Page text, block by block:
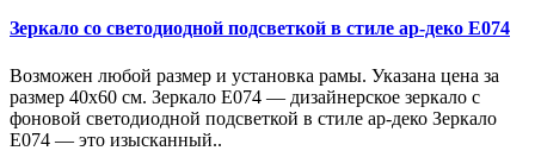
Зеркало со светодиодной подсветкой в стиле ар-деко E074
Возможен любой размер и установка рамы. Указана цена за
размер 40х60 см. Зеркало E074 — дизайнерское зеркало с
фоновой светодиодной подсветкой в стиле ар-деко Зеркало
E074 — это изысканный..